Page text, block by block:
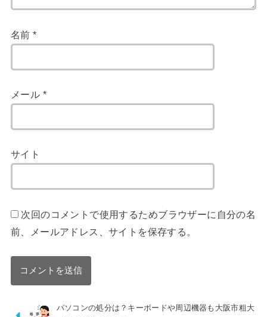
名前*
メール *
サイト
次回のコメントで使用するためブラウザーに自分の名
前、メールアドレス、サイトを保存する。
パソコンの処分は？キーボードや周辺機器も大阪市粗大